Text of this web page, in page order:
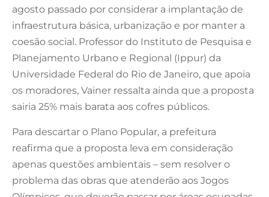
agosto passado por considerar a implantação de
infraestrutura básica, urbanização e por manter a
coesão social. Professor do Instituto de Pesquisa e
Planejamento Urbano e Regional (Ippur) da
Universidade Federal do Rio de Janeiro, que apoia
os moradores, Vainer ressalta ainda que a proposta
sairia 25% mais barata aos cofres públicos.
Para descartar o Plano Popular, a prefeitura
reafirma que a proposta leva em consideração
apenas questões ambientais – sem resolver o
problema das obras que atenderão aos Jogos